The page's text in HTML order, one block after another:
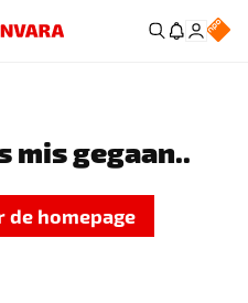
mis gegaan..
de homepage